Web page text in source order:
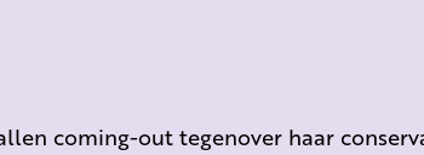
coming-out tegenover haar